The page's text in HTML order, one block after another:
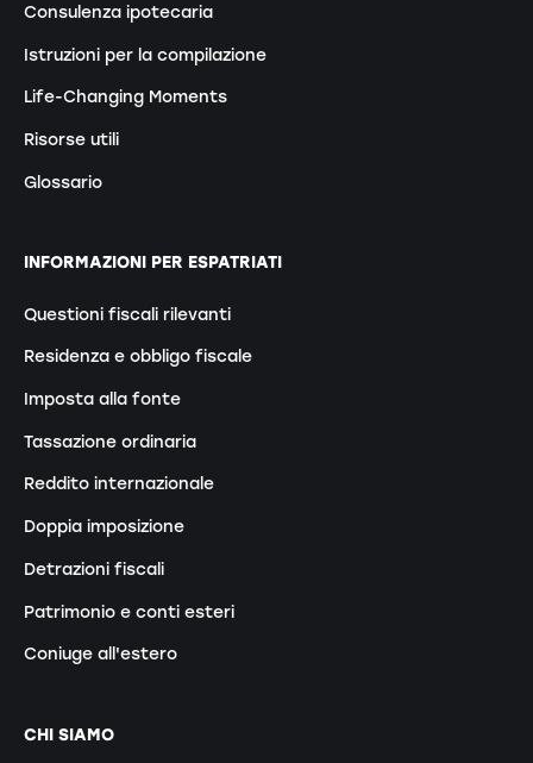
Consulenza ipotecaria
Istruzioni per la compilazione
Life-Changing Moments
Risorse utili
Glossario
INFORMAZIONI PER ESPATRIATI
Questioni fiscali rilevanti
Residenza e obbligo fiscale
Imposta alla fonte
Tassazione ordinaria
Reddito internazionale
Doppia imposizione
Detrazioni fiscali
Patrimonio e conti esteri
Coniuge all'estero
CHI SIAMO